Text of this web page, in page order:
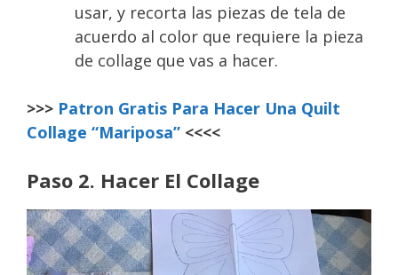
usar, y recorta las piezas de tela de
acuerdo al color que requiere la pieza
de collage que vas a hacer.
>>> Patron Gratis Para Hacer Una Quilt
Collage “Mariposa” <<<<
Paso 2. Hacer El Collage